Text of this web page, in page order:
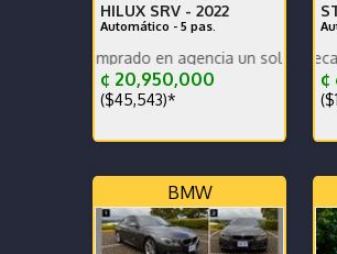
HILUX SRV - 2022
Automático - 5 pas.
en agencia un solo dueño récord y
¢ 20,950,000
($45,543)*
Grand Starex impecable se
¢
BMW